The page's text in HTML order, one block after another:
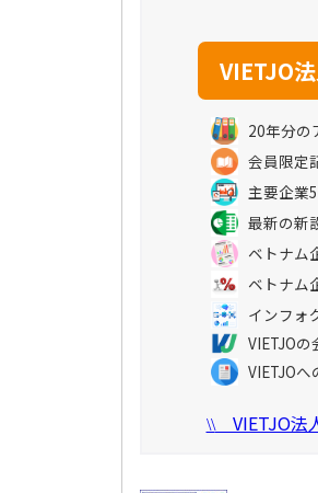
20年分の
会員限定
主要企業
最新の新
ベトナム
ベトナム
インフォ
VIETJO
VIETJO
\\VIETJO法